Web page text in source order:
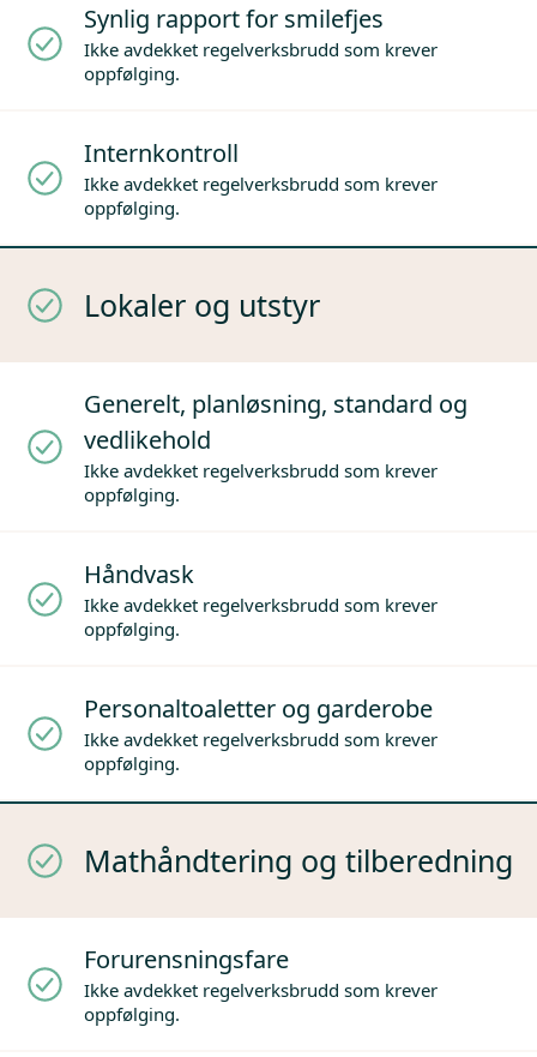
Synlig rapport for smilefjes
Ikke avdekket regelverksbrudd som krever
oppfølging.
Internkontroll
Ikke avdekket regelverksbrudd som krever
oppfølging.
Lokaler og utstyr
Generelt, planløsning, standard og
vedlikehold
Ikke avdekket regelverksbrudd som krever
oppfølging.
Håndvask
Ikke avdekket regelverksbrudd som krever
oppfølging.
Personaltoaletter og garderobe
Ikke avdekket regelverksbrudd som krever
oppfølging.
Mathåndtering og tilberedning
Forurensningsfare
Ikke avdekket regelverksbrudd som krever
oppfølging.